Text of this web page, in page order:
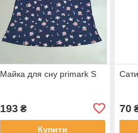
Майка для сну primark S
193₴
Купити
70